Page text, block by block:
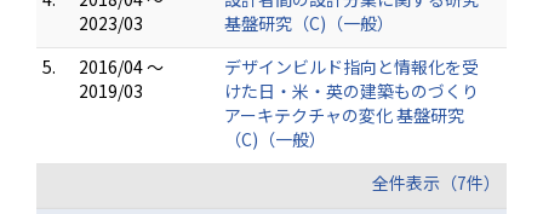
2023/03
基盤研究（C)（一般）
5.
2016/04 ～
2019/03
デザインビルド指向と情報化を受
けた日・米・英の建築ものづくり
アーキテクチャの変化 基盤研究
（C)（一般）
全件表示（7件）